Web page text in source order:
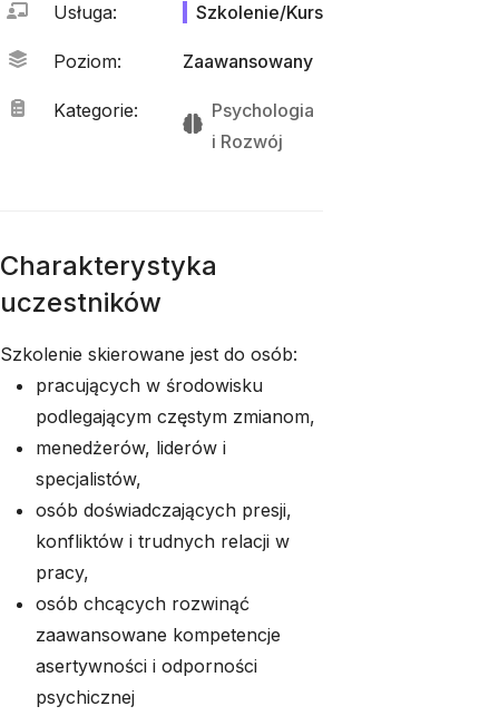
Usługa: Szkolenie/Kurs
Poziom: Zaawansowany
Kategorie:
Psychologia
i Rozwój
Charakterystyka
uczestników
Szkolenie skierowane jest do osób:
pracujących w środowisku
podlegającym częstym zmianom,
menedżerów, liderów i
specjalistów,
osób doświadczających presji,
konfliktów i trudnych relacji w
pracy,
osób chcących rozwinąć
zaawansowane kompetencje
asertywności i odporności
psychicznej